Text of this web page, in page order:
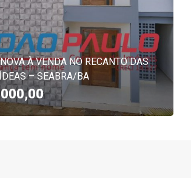
À VENDA NO RECANTO DAS
– SEABRA/BA